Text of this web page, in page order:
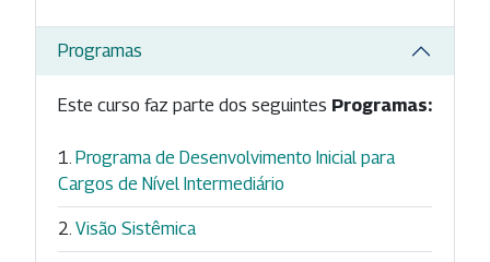
Programas
Este curso faz parte dos seguintes Programas:
Programa de Desenvolvimento Inicial para
Cargos de Nível Intermediário
Visão Sistêmica